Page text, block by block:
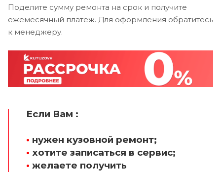
Поделите сумму ремонта на срок и получите
ежемесячный платеж. Для оформления обратитесь
к менеджеру.
Если Вам :
• нужен кузовной ремонт;
• хотите записаться в сервис;
• желаете получить